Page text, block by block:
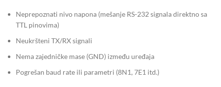
Neprepoznati nivo napona (mešanje RS-232 signala direktno sa
TTL pinovima)
Neukršteni TX/RX signali
Nema zajedničke mase (GND) između uređaja
Pogrešan baud rate ili parametri (8N1, 7E1 itd.)